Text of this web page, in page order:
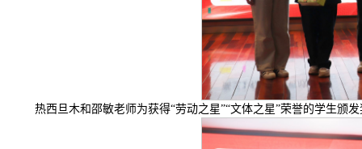
热西旦木和邵敏老师为获得“劳动之星”“文体之星”荣誉的学生颁